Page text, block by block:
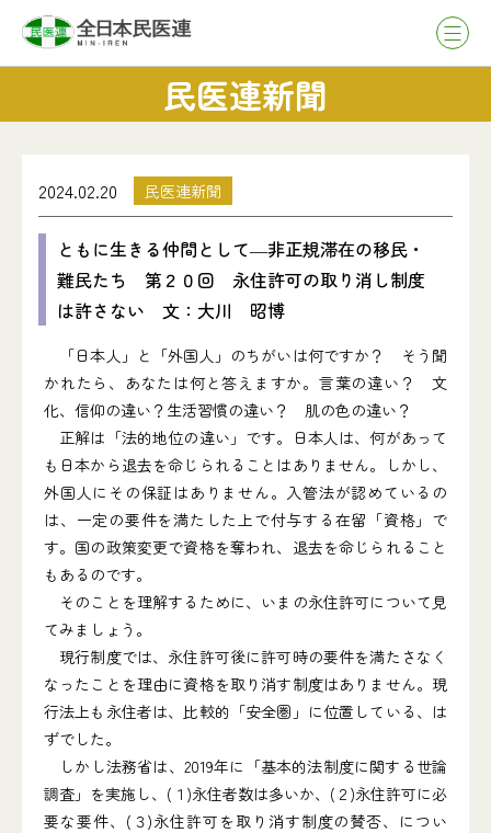
民医連新聞
2024.02.20 民医連新聞
ともに生きる仲間として―非正規滞在の移民・
難民たち 第２０回 永住許可の取り消し制度
は許さない 文：大川 昭博
「日本人」と「外国人」のちがいは何ですか？ そう聞
かれたら、あなたは何と答えますか。言葉の違い？ 文
化、信仰の違い？生活習慣の違い？ 肌の色の違い？
正解は「法的地位の違い」です。日本人は、何があって
も日本から退去を命じられることはありません。しかし、
外国人にその保証はありません。入管法が認めているの
は、一定の要件を満たした上で付与する在留「資格」で
す。国の政策変更で資格を奪われ、退去を命じられること
もあるのです。
そのことを理解するために、いまの永住許可について見
てみましょう。
現行制度では、永住許可後に許可時の要件を満たさなく
なったことを理由に資格を取り消す制度はありません。現
行法上も永住者は、比較的「安全圏」に位置している、は
ずでした。
しかし法務省は、2019年に「基本的法制度に関する世論
調査」を実施し、(１)永住者数は多いか、(２)永住許可に必
要な要件、(３)永住許可を取り消す制度の賛否、につい